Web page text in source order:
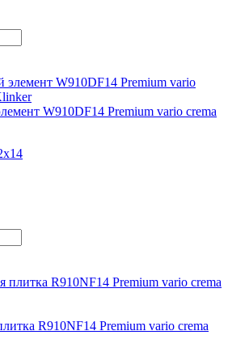
W910DF14 Premium vario crema
R910NF14 Premium vario crema